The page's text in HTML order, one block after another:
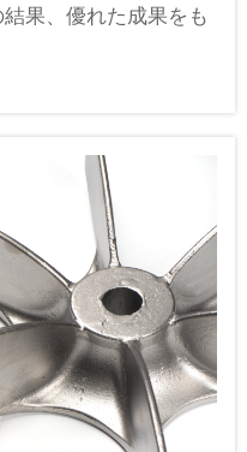
果、優れた成果をも
が進んでいます。精
高精度で製造できる